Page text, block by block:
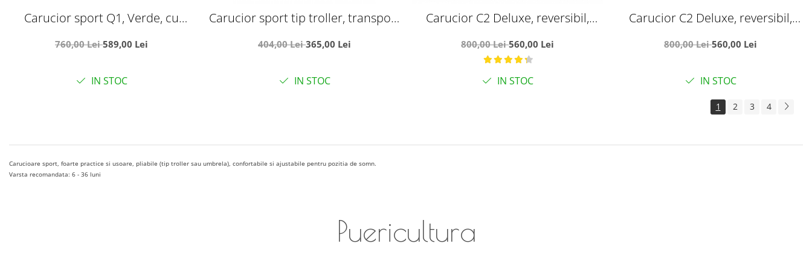
Carucior sport Q1, Verde, cu
pliabil, cu husa si geanta
760,00 Lei589,00 Lei
IN STOC
Carucior sport tip troller, transport
404,00 Lei365,00 Lei
IN STOC
Carucior C2 Deluxe, reversibil,
800,00 Lei560,00 Lei
IN STOC
Carucior C2 Deluxe, reversibil,
cu negru
800,00 Lei560,00 Lei
IN STOC
1 2 3 4
Carucioare sport, foarte practice si usoare, pliabile (tip troller sau umbrela), confortabile si ajustabile pentru pozitia de somn.
Varsta recomandata: 6 - 36 luni
Puericultura